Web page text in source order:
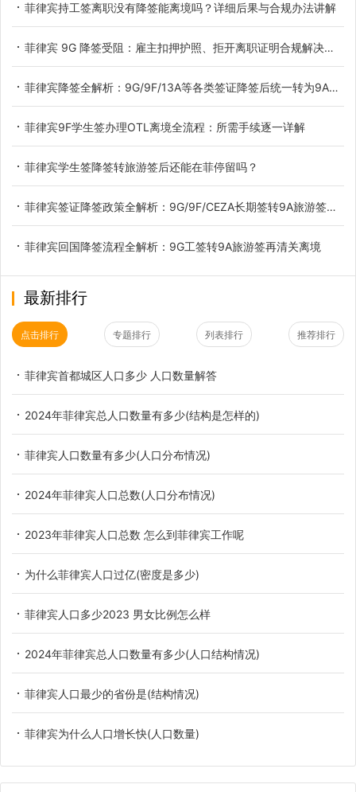
菲律宾持工签离职没有降签能离境吗？详细后果与合规办法讲解
菲律宾 9G 降签受阻：雇主扣押护照、拒开离职证明合规解决办法
菲律宾降签全解析：9G/9F/13A等各类签证降签后统一转为9A旅游签，附OTL离境令深度解读
菲律宾9F学生签办理OTL离境全流程：所需手续逐一详解
菲律宾学生签降签转旅游签后还能在菲停留吗？
菲律宾签证降签政策全解析：9G/9F/CEZA长期签转9A旅游签，合规离境必办的"最后一公里"
菲律宾回国降签流程全解析：9G工签转9A旅游签再清关离境
最新排行
点击排行 专题排行 列表排行 推荐排行
菲律宾首都城区人口多少 人口数量解答
2024年菲律宾总人口数量有多少(结构是怎样的)
菲律宾人口数量有多少(人口分布情况)
2024年菲律宾人口总数(人口分布情况)
2023年菲律宾人口总数 怎么到菲律宾工作呢
为什么菲律宾人口过亿(密度是多少)
菲律宾人口多少2023 男女比例怎么样
2024年菲律宾总人口数量有多少(人口结构情况)
菲律宾人口最少的省份是(结构情况)
菲律宾为什么人口增长快(人口数量)